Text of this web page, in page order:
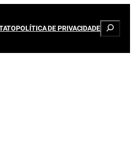
POLÍTICA DE PRIVACIDADE